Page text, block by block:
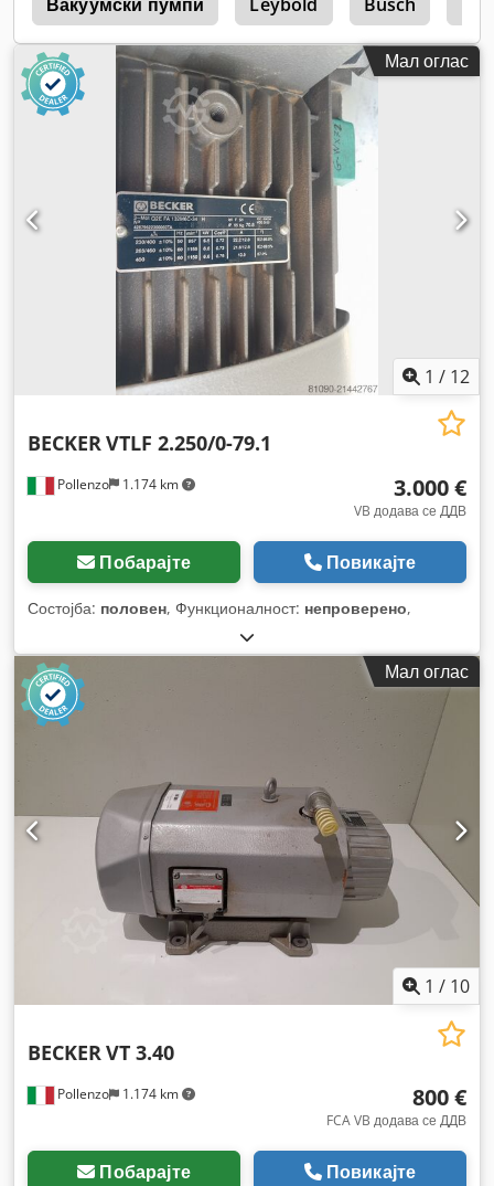
Мал оглас
1 / 12
Pollenzo 1.174 km
BECKERVTLF 2.250/0-79.1
3.000 €
VB додава се ДДВ
Побарајте Повикајте
Состојба: половен, Функционалност: непроверено,
Мал оглас
1 / 10
Pollenzo 1.174 km
BECKERVT 3.40
800 €
FCA VB додава се ДДВ
Побарајте Повикајте